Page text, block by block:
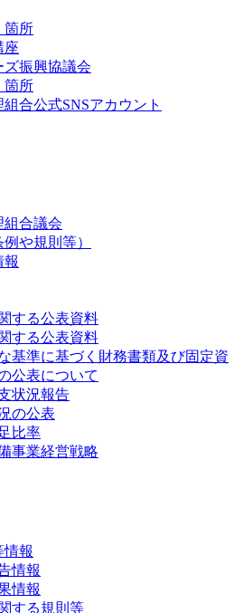
箇所
座
振興協議会
箇所
合公式SNSアカウント
組合議会
や規則等）
報
する公表資料
する公表資料
基準に基づく財務書類及び固定資
公表について
状況報告
の公表
比率
事業経営戦略
情報
情報
情報
する規則等